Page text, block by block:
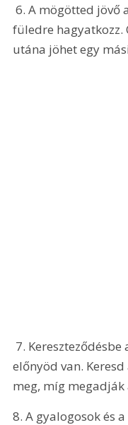
6. A mögötted jövő autóforgalomnál ne csak a
füledre hagyatkozz.
utána jöhet egy
előnyöd van.
meg, míg megadják
8. A gyalogosok és